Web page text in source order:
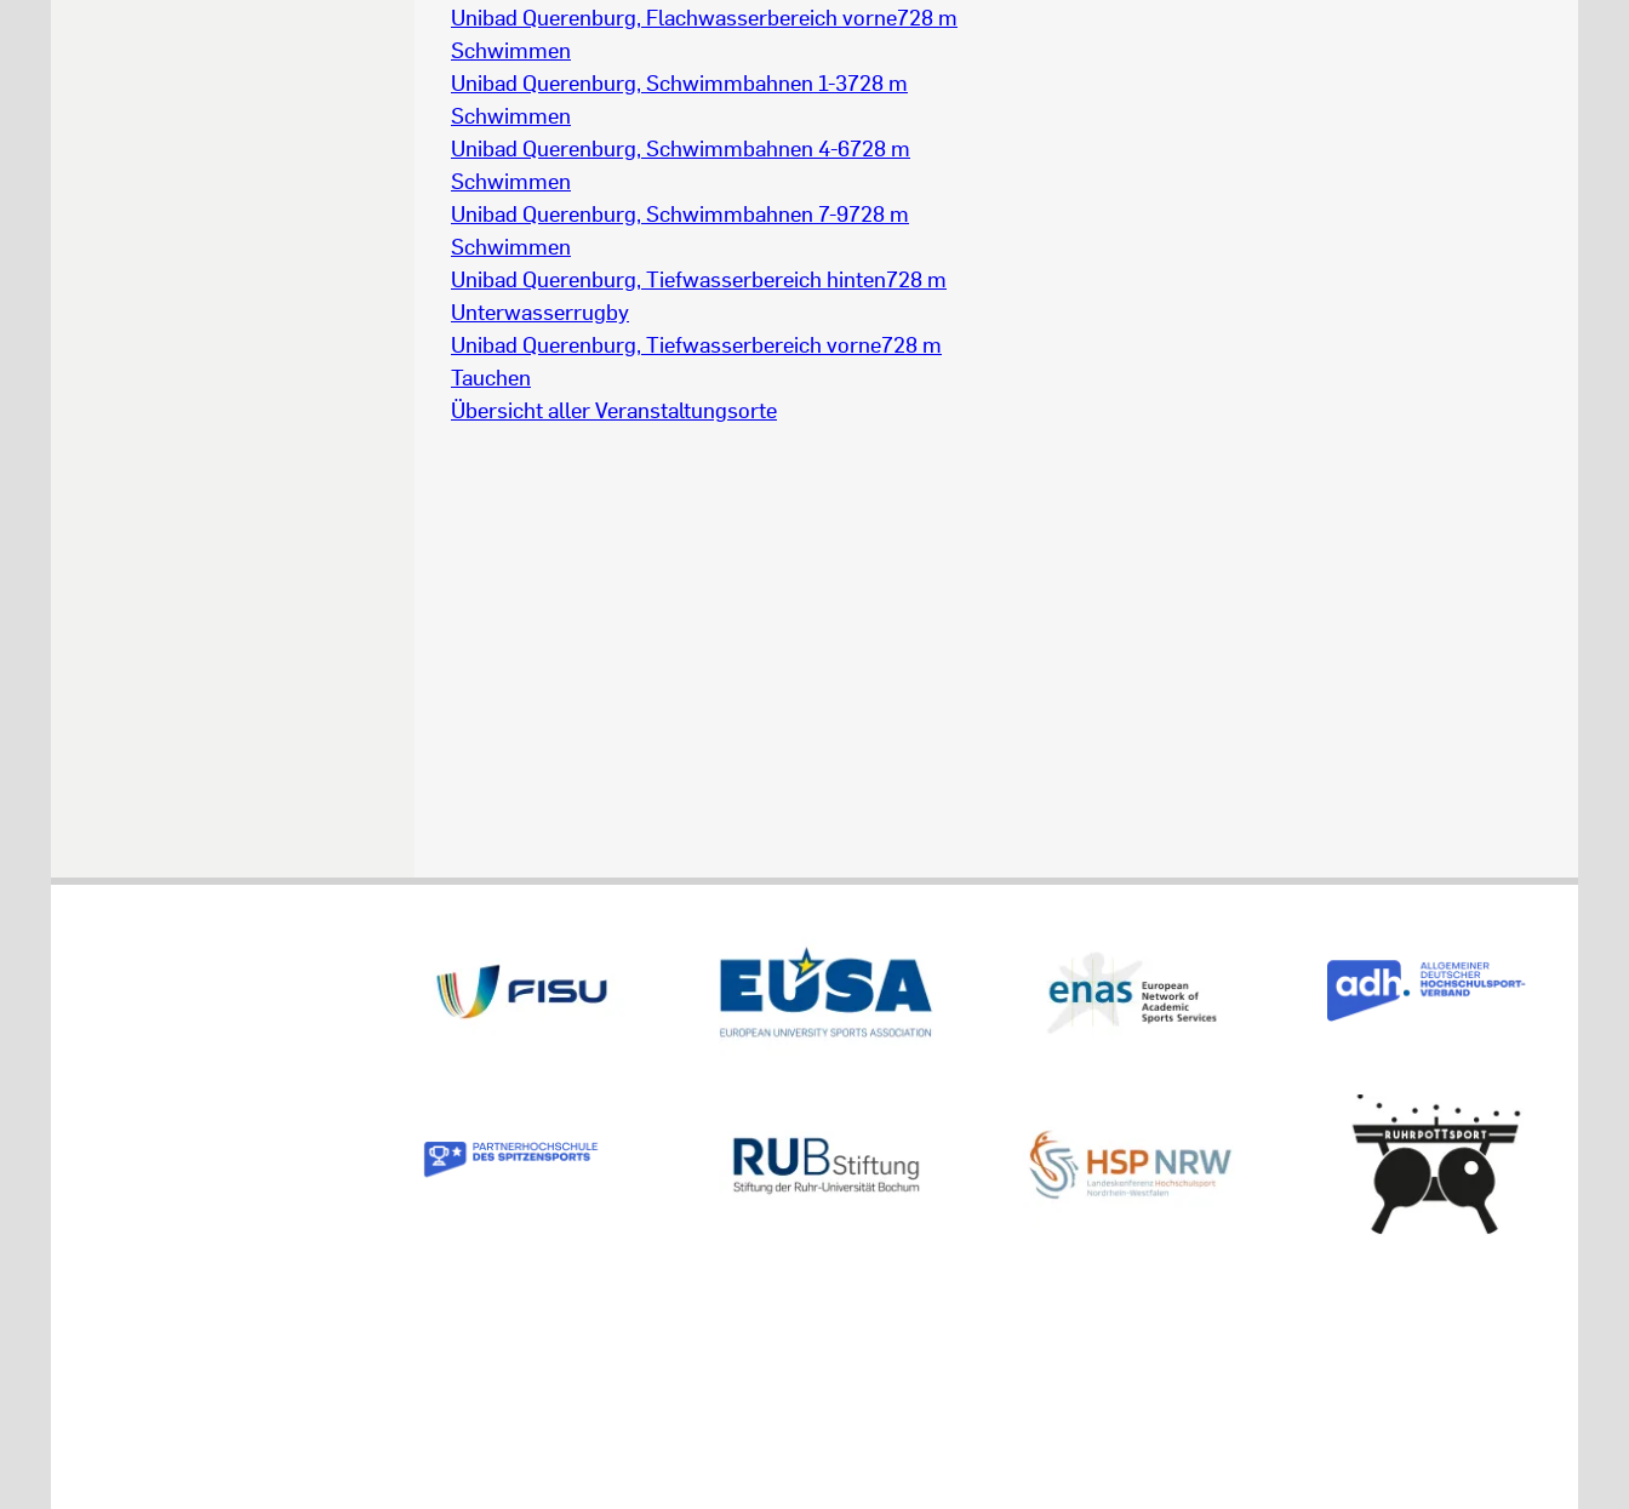
Unibad Querenburg, Flachwasserbereich vorne728 m
Schwimmen
Unibad Querenburg, Schwimmbahnen 1-3728 m
Schwimmen
Unibad Querenburg, Schwimmbahnen 4-6728 m
Schwimmen
Unibad Querenburg, Schwimmbahnen 7-9728 m
Schwimmen
Unibad Querenburg, Tiefwasserbereich hinten728 m
Unterwasserrugby
Unibad Querenburg, Tiefwasserbereich vorne728 m
Tauchen
Übersicht aller Veranstaltungsorte